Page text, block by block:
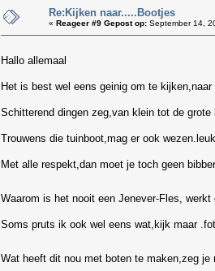
Re:Kijken naar.....Bootjes
« Reageer #9 Gepost op: September 14,
Hallo allemaal
Het is best wel eens geinig om te
Schitterend dingen zeg,van klein tot de
Trouwens die tuinboot,mag er ook
Met alle respekt,dan moet je toch geen
Waarom is het nooit een Jenever-Fles,
Soms pruts ik ook wel eens wat,kijk maar
Wat heeft dit nou met boten te maken,zeg je